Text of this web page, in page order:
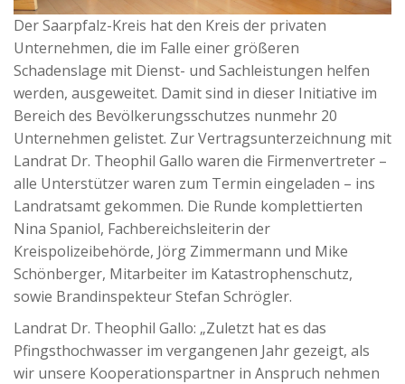
Der Saarpfalz-Kreis hat den Kreis der privaten
Unternehmen, die im Falle einer größeren
Schadenslage mit Dienst- und Sachleistungen helfen
werden, ausgeweitet. Damit sind in dieser Initiative im
Bereich des Bevölkerungsschutzes nunmehr 20
Unternehmen gelistet. Zur Vertragsunterzeichnung mit
Landrat Dr. Theophil Gallo waren die Firmenvertreter –
alle Unterstützer waren zum Termin eingeladen – ins
Landratsamt gekommen. Die Runde komplettierten
Nina Spaniol, Fachbereichsleiterin der
Kreispolizeibehörde, Jörg Zimmermann und Mike
Schönberger, Mitarbeiter im Katastrophenschutz,
sowie Brandinspekteur Stefan Schrögler.
Landrat Dr. Theophil Gallo: „Zuletzt hat es das
Pfingsthochwasser im vergangenen Jahr gezeigt, als
wir unsere Kooperationspartner in Anspruch nehmen